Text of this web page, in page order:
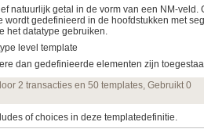
natuurlijk getal in de vorm van een NM-veld.
wordt gedefinieerd in de hoofdstukken met
het datatype gebruiken.
level template
dan gedefinieerde elementen zijn
2 transacties en 50 templates, Gebruikt 0
of choices in deze templatedefinitie.